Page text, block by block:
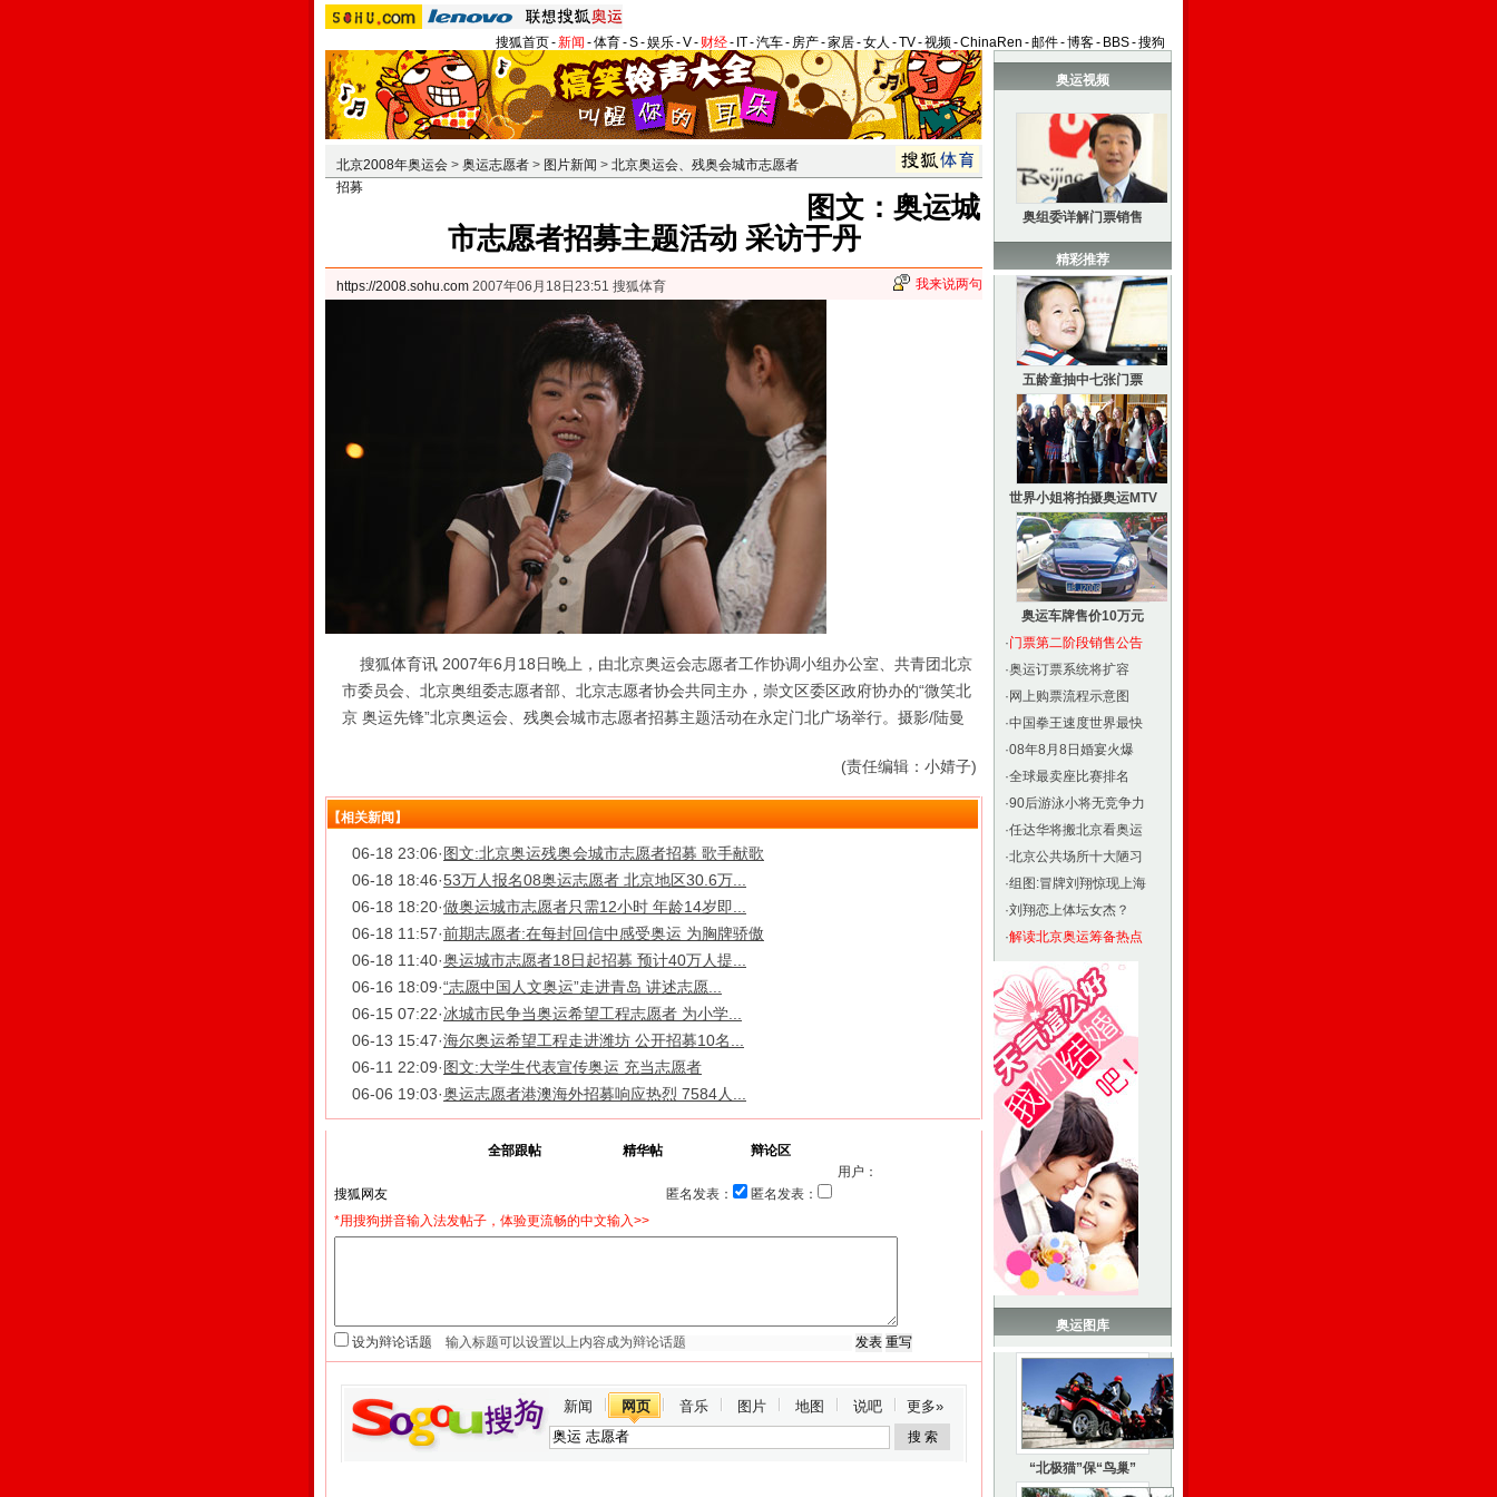
搜狐首页-新闻 -体育-S-娱乐-V- 财经- IT-汽车- 房产-家居-女人 -TV-视频-ChinaRen -邮件-博客- BBS-搜狗
北京2008年奥运会 > 奥运志愿者 > 图片新闻 > 北京奥运会、残奥会城市志愿者
招募
图文：奥运城
市志愿者招募主题活动 采访于丹
https://2008.sohu.com 2007年06月18日23:51 搜狐体育 我来说两句
搜狐体育讯 2007年6月18日晚上，由北京奥运会志愿者工作协调小组办公室、共青团北京
市委员会、北京奥组委志愿者部、北京志愿者协会共同主办，崇文区委区政府协办的“微笑北
京 奥运先锋”北京奥运会、残奥会城市志愿者招募主题活动在永定门北广场举行。摄影/陆曼
(责任编辑：小婧子)
【相关新闻】
06-18 23:06· 图文:北京奥运残奥会城市志愿者招募 歌手献歌
06-18 18:46·53万人报名08奥运志愿者 北京地区30.6万...
06-18 18:20·做奥运城市志愿者只需12小时 年龄14岁即...
06-18 11:57·前期志愿者:在每封回信中感受奥运 为胸牌骄傲
06-18 11:40·奥运城市志愿者18日起招募 预计40万人提...
06-16 18:09·“志愿中国人文奥运”走进青岛 讲述志愿...
06-15 07:22·冰城市民争当奥运希望工程志愿者 为小学...
06-13 15:47·海尔奥运希望工程走进潍坊 公开招募10名...
06-11 22:09· 图文:大学生代表宣传奥运 充当志愿者
06-06 19:03·奥运志愿者港澳海外招募响应热烈 7584人...
全部跟帖 精华帖
辩论区
用户：
匿名发表：
匿名发表：
*用搜狗拼音输入法发帖子，体验更流畅的中文输入>>
设为辩论话题
新闻 网页 音乐 图片 地图 说吧 更多»
奥运视频
奥组委详解门票销售
精彩推荐
五龄童抽中七张门票
世界小姐将拍摄奥运MTV
奥运车牌售价10万元
·门票第二阶段销售公告
·奥运订票系统将扩容
· 网上购票流程示意图
·中国拳王速度世界最快
·08年8月8日婚宴火爆
·全球最卖座比赛排名
·90后游泳小将无竞争力
·任达华将搬北京看奥运
·北京公共场所十大陋习
·组图:冒牌刘翔惊现上海
·刘翔恋上体坛女杰？
·解读北京奥运筹备热点
奥运图库
“北极猫”保“鸟巢”